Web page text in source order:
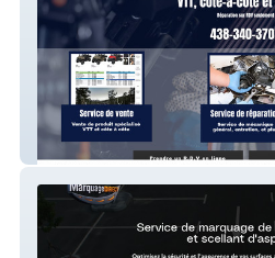
Dp Performance Plus